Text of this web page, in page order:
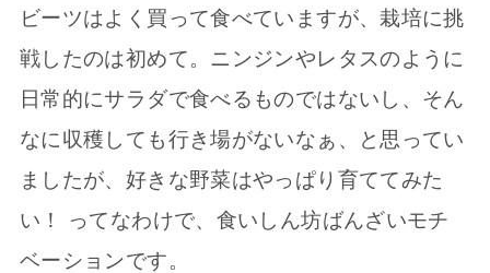
ビーツはよく買って食べていますが、栽培に挑
戦したのは初めて。ニンジンやレタスのように
日常的にサラダで食べるものではないし、そん
なに収穫しても行き場がないなぁ、と思ってい
ましたが、好きな野菜はやっぱり育ててみた
い！ ってなわけで、食いしん坊ばんざいモチ
ベーションです。